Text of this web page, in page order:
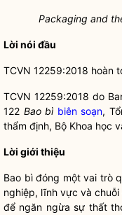
Packaging and
Lời nói đầu
TCVN 12259:2018 hoàn
TCVN 12259:2018 do
122 Bao bì biên soạn,
thẩm định, Bộ Khoa học
Lời giới thiệu
Bao bì đóng một vai trò
nghiệp, lĩnh vực và
để ngăn ngừa sự thất